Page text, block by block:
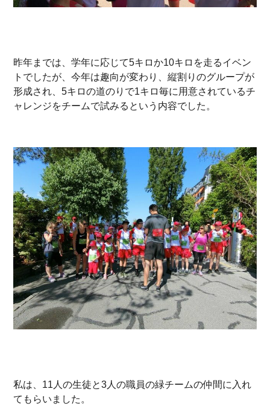
昨年までは、学年に応じて5キロか10キロを走るイベン
トでしたが、今年は趣向が変わり、縦割りのグループが
形成され、5キロの道のりで1キロ毎に用意されているチ
ャレンジをチームで試みるという内容でした。
私は、11人の生徒と3人の職員の緑チームの仲間に入れ
てもらいました。